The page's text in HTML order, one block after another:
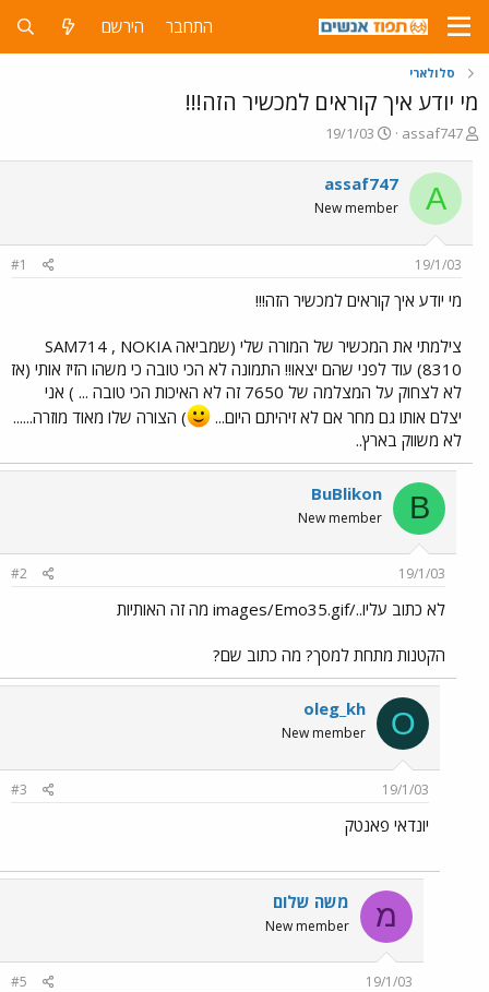
התחבר הירשם
סלולארי
מי יודע איך קוראים למכשיר הזה!!!
פ
ח
ה
ו
ש
assaf747
פ
ס
ם
ת
י
19/1/03
A
assaf747
New member
19/1/03
#1
מי יודע איך קוראים למכשיר הזה!!!
צילמתי את המכשיר של המורה שלי (שמביאה SAM714 , NOKIA
8310) עוד לפני שהם יצאו!! התמונה לא הכי טובה כי משהו הזיז אותי (אז
לא לצחוק על המצלמה של 7650 זה לא האיכות הכי טובה ... ) אני
יצלם אותו גם מחר אם לא זיהיתם היום...
) הצורה שלו מאוד מוזרה......
לא משווק בארץ..
B
BuBlikon
New member
19/1/03
#2
לא כתוב עליו../images/Emo35.gif מה זה האותיות
הקטנות מתחת למסך? מה כתוב שם?
O
oleg_kh
New member
19/1/03
#3
יונדאי פאנטק
מ משה שלום
New member
19/1/03
#5